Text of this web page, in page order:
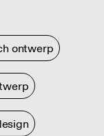
ontwerp